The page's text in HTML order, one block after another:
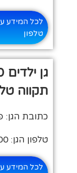
לכל המידע
טלפון
תקווה
כתובת הגן:
טלפון הגן: 03-9078900